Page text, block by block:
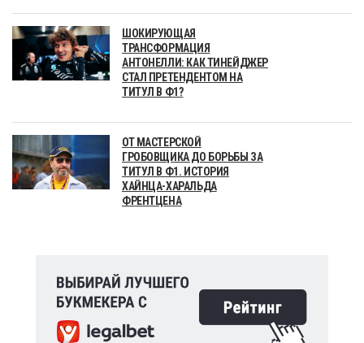
ШОКИРУЮЩАЯ
ТРАНСФОРМАЦИЯ
АНТОНЕЛЛИ: КАК ТИНЕЙДЖЕР
СТАЛ ПРЕТЕНДЕНТОМ НА
ТИТУЛ В Ф1?
ОТ МАСТЕРСКОЙ
ГРОБОВЩИКА ДО БОРЬБЫ ЗА
ТИТУЛ В Ф1. ИСТОРИЯ
ХАЙНЦА-ХАРАЛЬДА
ФРЕНТЦЕНА